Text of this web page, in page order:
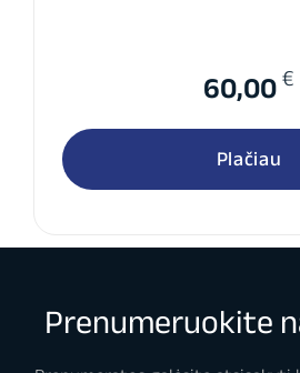
60,00 €
Plačiau
Prenumeruokite